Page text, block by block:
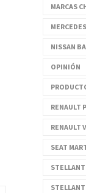
MARCAS
MERCEDES
NISSAN
OPINIÓN
RENAULT
RENAULT
SEAT